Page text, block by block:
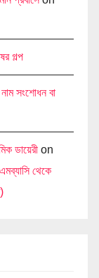
গল্প
সংশোধন বা
ডায়েরী on
থেকে